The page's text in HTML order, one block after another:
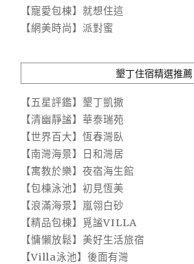
【寵愛包棟】就想住這
【網美時尚】派對蜜
墾丁住宿精選推薦
【五星評鑑】墾丁凱撒
【清幽靜謐】華泰瑞苑
【世界百大】恆春灣臥
【南灣海景】日和灣居
【寓教於樂】夜宿海生館
【包棟泳池】初見恆美
【浪滿海景】嵐翎白砂
【精品包棟】覓謐VILLA
【慵懶放鬆】美好生活旅宿
【Villa泳池】後面有灣